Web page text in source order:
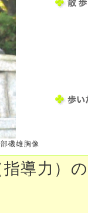
磯雄胸像
指導力）